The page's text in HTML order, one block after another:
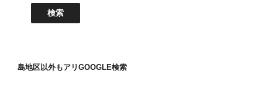
島地区以外もアリGOOGLE検索